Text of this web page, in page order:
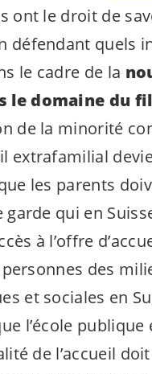
ont le droit de
défendant quels
le cadre de la
le domaine du
de la minorité
extrafamilial
les parents
garde qui en
à l’offre
des
et sociales en
l’école
de l’accueil